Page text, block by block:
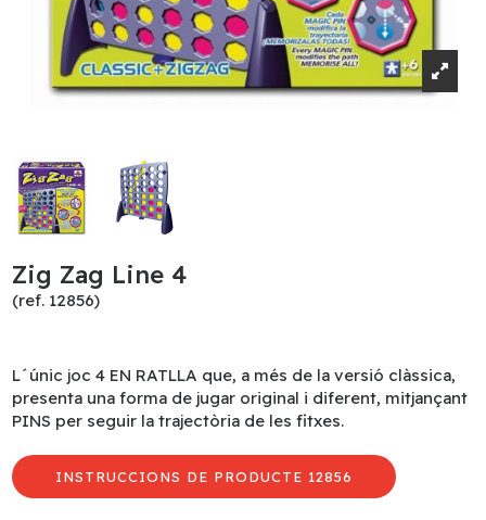
Zig Zag Line 4
(ref. 12856)
L´únic joc 4 EN RATLLA que, a més de la versió clàssica,
presenta una forma de jugar original i diferent, mitjançant
PINS per seguir la trajectòria de les fitxes.
INSTRUCCIONS DE PRODUCTE 12856